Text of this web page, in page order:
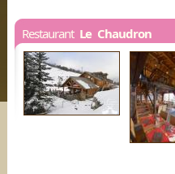
Restaurant Le Chaudron